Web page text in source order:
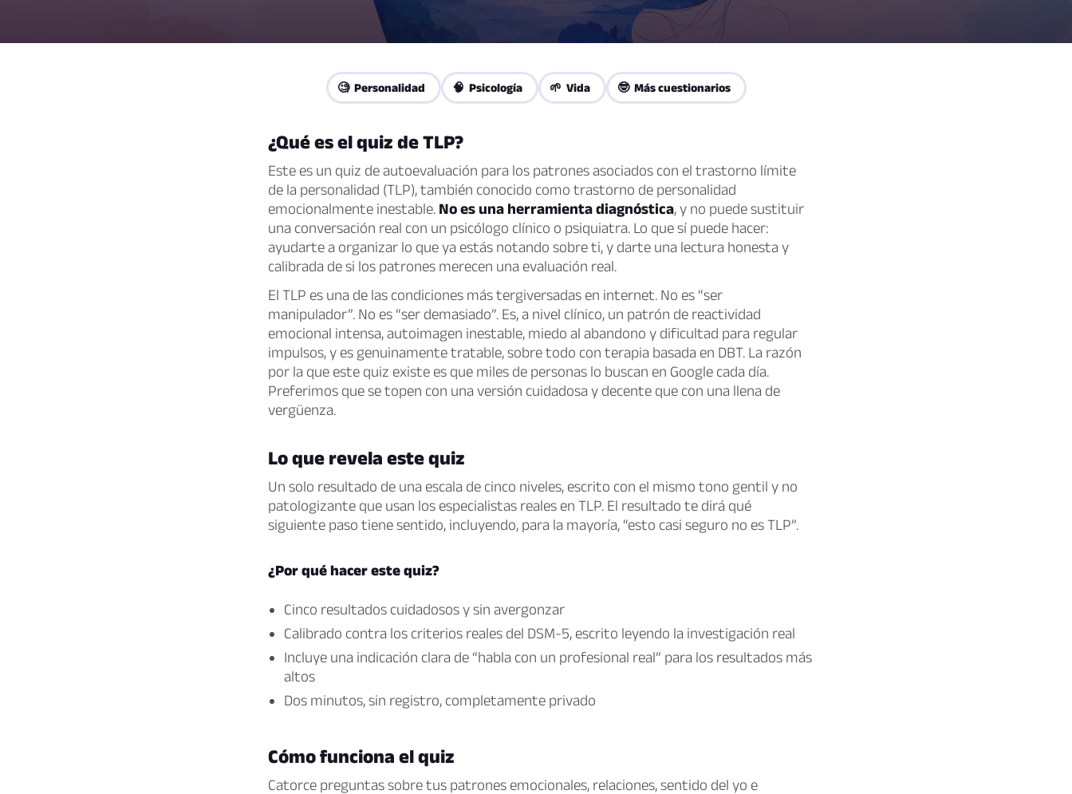
🧐 Personalidad 🧠 Psicología 🌱 Vida 🤓 Más cuestionarios
¿Qué es el quiz de TLP?
Este es un quiz de autoevaluación para los patrones asociados con el trastorno límite
de la personalidad (TLP), también conocido como trastorno de personalidad
emocionalmente inestable. No es una herramienta diagnóstica, y no puede sustituir
una conversación real con un psicólogo clínico o psiquiatra. Lo que sí puede hacer:
ayudarte a organizar lo que ya estás notando sobre ti, y darte una lectura honesta y
calibrada de si los patrones merecen una evaluación real.
El TLP es una de las condiciones más tergiversadas en internet. No es “ser
manipulador”. No es “ser demasiado”. Es, a nivel clínico, un patrón de reactividad
emocional intensa, autoimagen inestable, miedo al abandono y dificultad para regular
impulsos, y es genuinamente tratable, sobre todo con terapia basada en DBT. La razón
por la que este quiz existe es que miles de personas lo buscan en Google cada día.
Preferimos que se topen con una versión cuidadosa y decente que con una llena de
vergüenza.
Lo que revela este quiz
Un solo resultado de una escala de cinco niveles, escrito con el mismo tono gentil y no
patologizante que usan los especialistas reales en TLP. El resultado te dirá qué
siguiente paso tiene sentido, incluyendo, para la mayoría, “esto casi seguro no es TLP”.
¿Por qué hacer este quiz?
Cinco resultados cuidadosos y sin avergonzar
Calibrado contra los criterios reales del DSM-5, escrito leyendo la investigación real
Incluye una indicación clara de “habla con un profesional real” para los resultados más
altos
Dos minutos, sin registro, completamente privado
Cómo funciona el quiz
Catorce preguntas sobre tus patrones emocionales, relaciones, sentido del yo e